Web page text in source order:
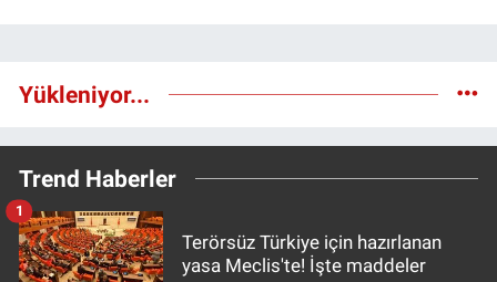
Yükleniyor...
Trend Haberler
Terörsüz Türkiye için hazırlanan
yasa Meclis'te! İşte maddeler
1